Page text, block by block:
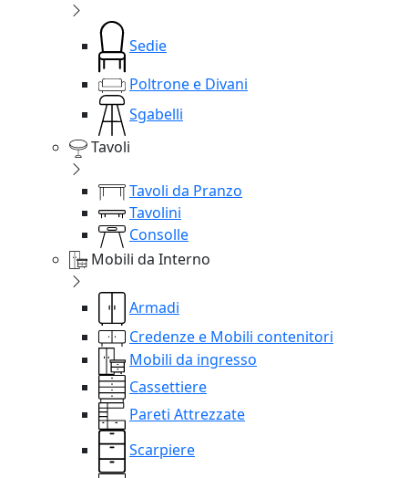
Sedie
Poltrone e Divani
Sgabelli
Tavoli
Tavoli da Pranzo
Tavolini
Consolle
Mobili da Interno
Armadi
Credenze e Mobili contenitori
Mobili da ingresso
Cassettiere
Pareti Attrezzate
Scarpiere